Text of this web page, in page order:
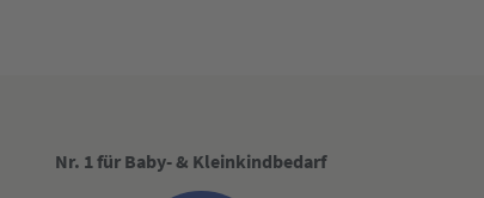
Nr. 1 für Baby- & Kleinkindbedarf